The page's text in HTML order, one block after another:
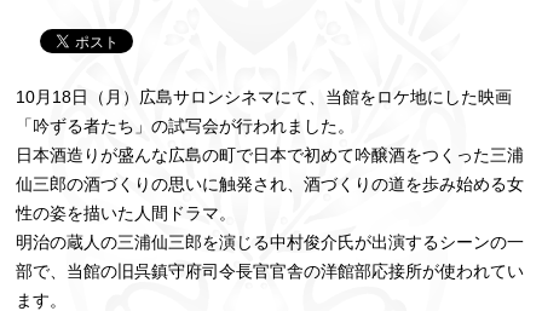
10月18日（月）広島サロンシネマにて、当館をロケ地にした映画
「吟ずる者たち」の試写会が行われました。
日本酒造りが盛んな広島の町で日本で初めて吟醸酒をつくった三浦
仙三郎の酒づくりの思いに触発され、酒づくりの道を歩み始める女
性の姿を描いた人間ドラマ。
明治の蔵人の三浦仙三郎を演じる中村俊介氏が出演するシーンの一
部で、当館の旧呉鎮守府司令長官官舎の洋館部応接所が使われてい
ます。